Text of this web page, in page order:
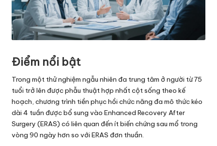
Điểm nổi bật
Trong một thử nghiệm ngẫu nhiên đa trung tâm ở người từ 75
tuổi trở lên được phẫu thuật hợp nhất cột sống theo kế
hoạch, chương trình tiền phục hồi chức năng đa mô thức kéo
dài 4 tuần được bổ sung vào Enhanced Recovery After
Surgery (ERAS) có liên quan đến ít biến chứng sau mổ trong
vòng 90 ngày hơn so với ERAS đơn thuần.